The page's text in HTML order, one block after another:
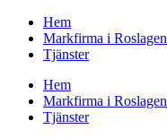
Hem
Markfirma i Roslagen
Tjänster
Hem
Markfirma i Roslagen
Tjänster